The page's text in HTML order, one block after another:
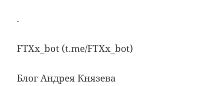
.
FTXx_bot (t.me/FTXx_bot)
Блог Андрея Князева